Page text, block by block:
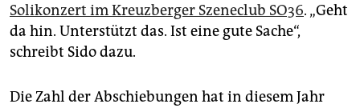
Solikonzert im Kreuzberger Szeneclub SO36. „Geht
da hin. Unterstützt das. Ist eine gute Sache“,
schreibt Sido dazu.
Die Zahl der Abschiebungen hat in diesem Jahr